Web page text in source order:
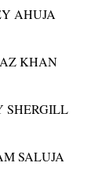
AHUJA
KHAN
SHERGILL
SALUJA